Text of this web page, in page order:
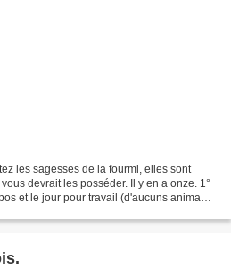
les sagesses de la fourmi, elles sont
devrait les posséder. Il y en a onze. 1°
et le jour pour travail (d'aucuns animaux